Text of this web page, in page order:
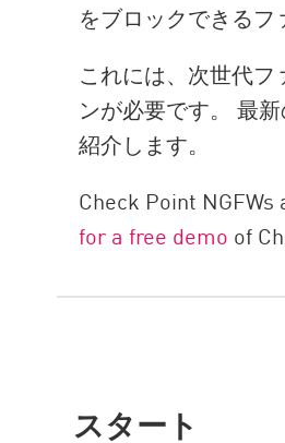
をブロックできるフ
これには、次世代
ンが必要です。 最
紹介します。
Check Point
for a free demo of
スタート